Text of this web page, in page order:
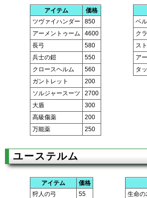
アイテム
価格
ツヴァイハンダー
850
アーメントゥーム
4600
長弓
580
兵士の鎧
550
クロースヘルム
560
ガントレット
200
ソルジャースーツ
2700
大盾
300
高級傷薬
200
万能薬
250
ベ
ク
ス
ア
タ
ユーステルム
アイテム
価格
狩人の弓
55
生命の